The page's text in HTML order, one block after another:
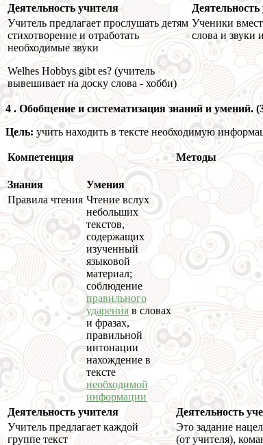
Деятельность учителя
Деятельность
Учитель предлагает прослушать детям
стихотворение и отработать
необходимые звуки
Welhes Hobbys gibt es? (учитель
вывешивает на доску слова - хобби)
Ученики
слова и звуки
4 . Обобщение и систематизация знаний и умений.
Цель: учить находить в тексте необходимую
Компетенция Методы
Знания
Умения
Правила чтения Чтение вслух
небольших
текстов,
содержащих
изученный
языковой
материал;
соблюдение
правильного
ударения в словах
и фразах,
правильной
интонации
нахождение в
тексте
необходимой
информации
Деятельность учителя
Деятельность
Учитель предлагает каждой
группе текст
Это задание
(от учителя),